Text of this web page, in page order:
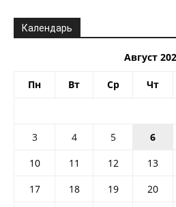
Календарь
Август
Пн Вт Ср Чт
3
4 5 6
10
11 12 13
17
18 19 20